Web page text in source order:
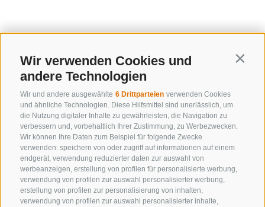
Wir verwenden Cookies und
andere Technologien
Wir und andere ausgewählte 6 Drittparteien verwenden Cookies
und ähnliche Technologien. Diese Hilfsmittel sind unerlässlich, um
die Nutzung digitaler Inhalte zu gewährleisten, die Navigation zu
verbessern und, vorbehaltlich Ihrer Zustimmung, zu Werbezwecken.
Wir können Ihre Daten zum Beispiel für folgende Zwecke
verwenden: speichern von oder zugriff auf informationen auf einem
endgerät, verwendung reduzierter daten zur auswahl von
werbeanzeigen, erstellung von profilen für personalisierte werbung,
verwendung von profilen zur auswahl personalisierter werbung,
erstellung von profilen zur personalisierung von inhalten,
verwendung von profilen zur auswahl personalisierter inhalte,